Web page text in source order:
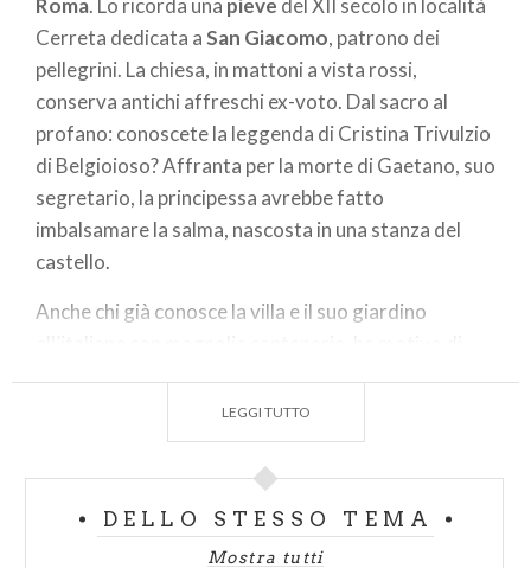
Roma. Lo ricorda una pieve del XII secolo in località
Cerreta dedicata aSan Giacomo, patrono dei
pellegrini. La chiesa, in mattoni a vista rossi,
conserva antichi affreschi ex-voto. Dal sacro al
profano: conoscete la leggenda di Cristina Trivulzio
di Belgioioso? Affranta per la morte di Gaetano, suo
segretario, la principessa avrebbe fatto
imbalsamare la salma, nascosta in una stanza del
castello.
Anche chi già conosce la villa e il suo giardino
altri stupendi ambienti, dopo il restauro sono
tornati all’antico splendore. Mentre un
evoca i fasti di una dinastia di principi
LEGGI TUTTO
DELLO STESSO TEMA
Mostra tutti